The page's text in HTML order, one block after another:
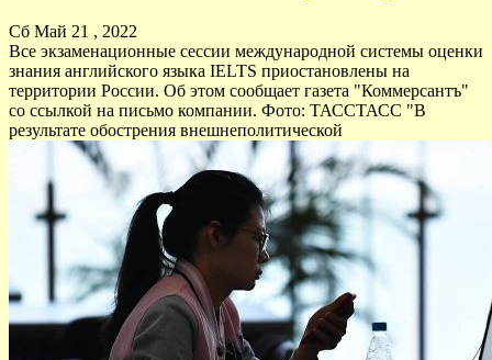
Сб Май 21 , 2022
Все экзаменационные сессии международной системы оценки
знания английского языка IELTS приостановлены на
территории России. Об этом сообщает газета "Коммерсантъ"
со ссылкой на письмо компании. Фото: ТАССТАСС "В
результате обострения внешнеполитической